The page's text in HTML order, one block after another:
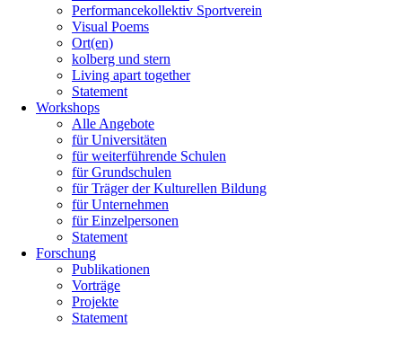
Performancekollektiv Sportverein
Visual Poems
Ort(en)
kolberg und stern
Living apart together
Statement
Workshops
Alle Angebote
für Universitäten
für weiterführende Schulen
für Grundschulen
für Träger der Kulturellen Bildung
für Unternehmen
für Einzelpersonen
Statement
Forschung
Publikationen
Vorträge
Projekte
Statement